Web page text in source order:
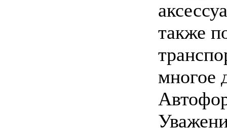
также
многое